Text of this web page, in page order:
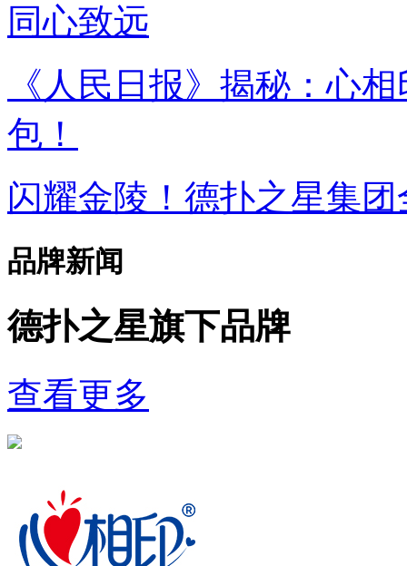
同心致远
《人民日报》揭秘：
包！
闪耀金陵！德扑之星
品牌新闻
德扑之星旗下品牌
查看更多